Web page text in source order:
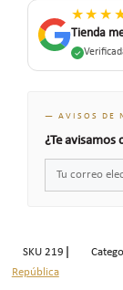
Tienda
— AVISOS DE
¿Te avisamos
SKU219
República